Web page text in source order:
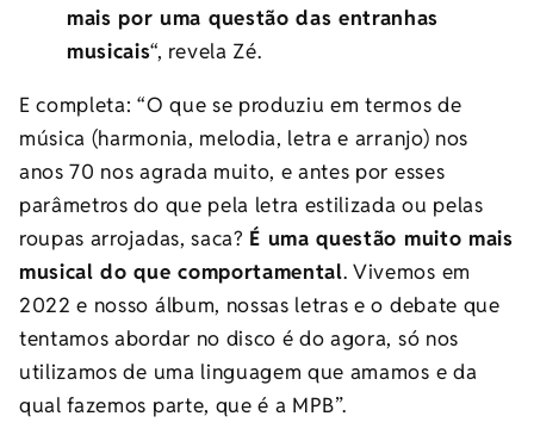
mais por uma questão das entranhas
musicais“, revela Zé.
E completa: “O que se produziu em termos de
música (harmonia, melodia, letra e arranjo) nos
anos 70 nos agrada muito, e antes por esses
parâmetros do que pela letra estilizada ou pelas
roupas arrojadas, saca? É uma questão muito mais
musical do que comportamental. Vivemos em
2022 e nosso álbum, nossas letras e o debate que
tentamos abordar no disco é do agora, só nos
utilizamos de uma linguagem que amamos e da
qual fazemos parte, que é a MPB”.